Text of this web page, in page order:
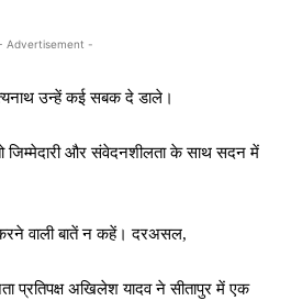
Advertisement -
उन्हें कई सबक दे डाले।
जिम्मेदारी और संवेदनशीलता के साथ सदन में
वाली बातें न कहें। दरअसल,
प्रतिपक्ष अखिलेश यादव ने सीतापुर में एक